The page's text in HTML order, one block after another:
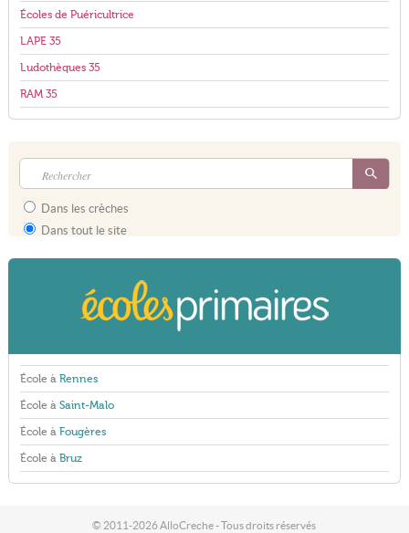
Écoles de Puéricultrice
LAPE 35
Ludothèques 35
RAM 35
Dans les crèches
Dans tout le site
École à Rennes
École à Saint-Malo
École à Fougères
École à Bruz
© 2011-2026 AlloCreche - Tous droits réservés